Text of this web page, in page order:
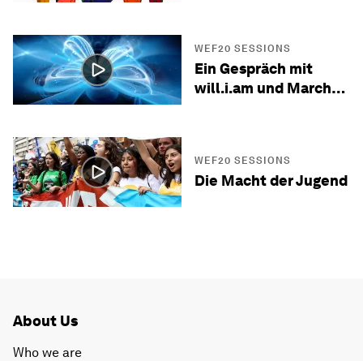
WEF20 SESSIONS
Ein Gespräch mit
will.i.am und March
WEF20 SESSIONS
Die Macht der Jugend
About Us
Who we are